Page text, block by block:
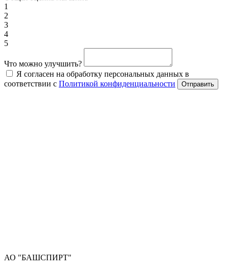
1
2
3
4
5
Что можно улучшить?
Я согласен на обработку персональных данных в
соответствии с Политикой конфиденциальности Отправить
АО "БАШСПИРТ"